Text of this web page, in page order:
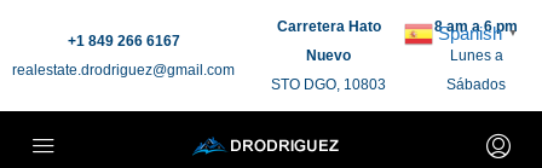
+1 849 266 6167
realestate.drodriguez@gmail.com
Carretera Hato
Nuevo
STO DGO, 10803
8 am a 6 pm
Lunes a
Sábados
Spanish ▼